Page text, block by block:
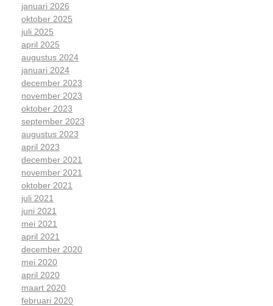
januari 2026
oktober 2025
juli 2025
april 2025
augustus 2024
januari 2024
december 2023
november 2023
oktober 2023
september 2023
augustus 2023
april 2023
december 2021
november 2021
oktober 2021
juli 2021
juni 2021
mei 2021
april 2021
december 2020
mei 2020
april 2020
maart 2020
februari 2020